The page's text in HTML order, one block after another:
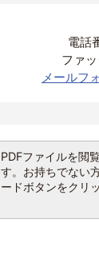
電話
ファ
メールフ
PDFファイルを閲
す。お持ちでない
ードボタンをクリ